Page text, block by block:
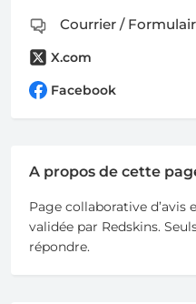
Courrier /
X.com
Facebook
A propos de cette
Page collaborative d’avis
validée par Redskins.
répondre.